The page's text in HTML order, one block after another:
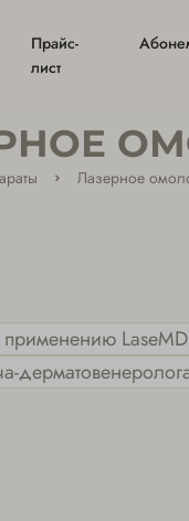
Прайс-
лист
Лазерное
LaseMD